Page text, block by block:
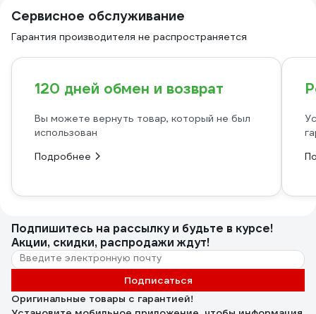
Сервисное обслуживание
Гарантия производителя не распространяется
120 дней обмен и возврат
Вы можете вернуть товар, который не был
использован
Подробнее
Подпишитесь на рассылкуи будьте в курсе!
Акции, скидки, распродажи ждут!
Подписаться
Оригинальные товары с гарантией!